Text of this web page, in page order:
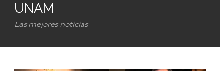
UNAM
Las mejores noticias